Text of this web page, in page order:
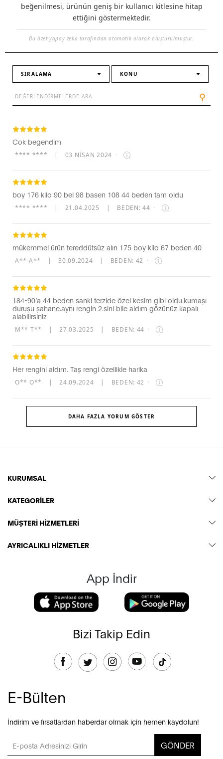
beğenilmesi, ürünün geniş bir kullanıcı kitlesine hitap
ettiğini göstermektedir.
Bu özet yapay zeka tarafından otomatik olarak oluşturulmuştur.
SIRALAMA KONU
⚲
Cok begendim
**** **** | 03 NISAN 2024 ·
boy 176 kilo 90 bel 98 basen 108 44 beden tam oldu
**** **** | 21.04.2025 | BEDEN: 44 ·
mükemmel ürün tereddütsüz alın 175 boy kilo 67 beden 40
A** A** | 30.09.2024 | BEDEN: 42 ·
184-90’a 44 beden sanki terzide özel kesim gibi oldu.kumaşı
duruşu şahane.aynı rengin 2.sini bile aldım gözünüz kapalı
alabilirsiniz
M** T** | 27.03.2025 | BEDEN: 44 ·
Her rengini aldım. Taş rengi özellikle harika
O** O** | 24.09.2024 | BEDEN: 42 ·
DAHA FAZLA YORUM GÖSTER
KURUMSAL
KATEGORİLER
MÜŞTERİ HİZMETLERİ
AYRICALIKLI HİZMETLER
App İndir
Bizi Takip Edin
E-Bülten
İndirim ve fırsatlardan haberdar olmak için hemen kaydolun!
GÖNDER